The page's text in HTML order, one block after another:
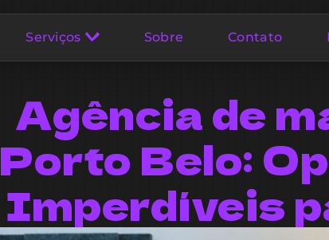
Serviços Sobre Contato
Agência de
Porto Belo:
Imperdíveis